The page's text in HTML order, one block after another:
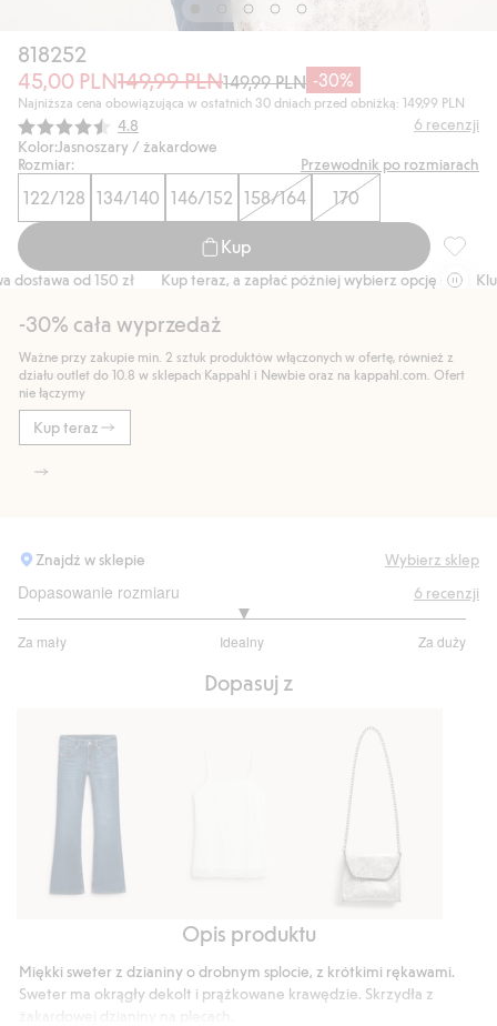
818252
45,00 PLN149,99 PLN149,99 PLN -30%
Najniższa cena obowiązująca w ostatnich 30 dniach przed obniżką: 149,99 PLN
Średnia ocena:
4.8 6 recenzji
Kolor:Jasnoszary / żakardowe
Rozmiar:
Przewodnik po rozmiarach
122/128 134/140 146/152 158/164 170
Kup
od 150 zł Kup teraz, a zapłać później wybierz opcję +
-30% cała wyprzedaż
Ważne przy zakupie min. 2 sztuk produktów włączonych w ofertę, również z
działu outlet do 10.8 w sklepach Kappahl i Newbie oraz na kappahl.com. Ofert
nie łączymy
Kup teraz
Znajdź w sklepie Wybierz sklep
Dopasowanie rozmiaru
Za mały Idealny Za duży
na
głosów
6 recenzji
Dopasuj z
low
Koszulka
koronką
Torebka
łańcuszkiem
Opis produktu
Miękki sweter z dzianiny o drobnym splocie, z krótkimi rękawami.
Sweter ma okrągły dekolt i prążkowane krawędzie. Skrzydła z